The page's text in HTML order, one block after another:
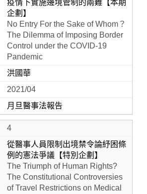
疫情下實施邊境管制的兩難【本期
企劃】
No Entry For the Sake of Whom？
The Dilemma of Imposing Border
Control under the COVID-19
Pandemic
洪國華
2021/04
月旦醫事法報告
4
從醫事人員限制出境禁令論紓困條
例的憲法爭議【特別企劃】
The Triumph of Human Rights?
The Constitutional Controversies
of Travel Restrictions on Medical